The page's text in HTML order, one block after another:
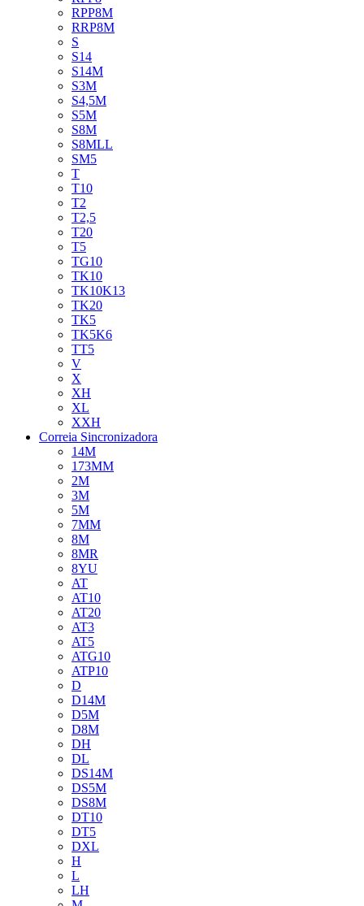
RPP8M
RRP8M
S
S14
S14M
S3M
S4,5M
S5M
S8M
S8MLL
SM5
T
T10
T2
T2,5
T20
T5
TG10
TK10
TK10K13
TK20
TK5
TK5K6
TT5
V
X
XH
XL
XXH
Correia Sincronizadora
14M
173MM
2M
3M
5M
7MM
8M
8MR
8YU
AT
AT10
AT20
AT3
AT5
ATG10
ATP10
D
D14M
D5M
D8M
DH
DL
DS14M
DS5M
DS8M
DT10
DT5
DXL
H
L
LH